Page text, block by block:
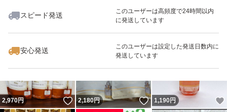
スピード発送
このユーザーは高頻度で24時間以内
に発送しています
安心発送
このユーザーは設定した発送日数内に
発送しています
いいね！
4,000
2,970円 いいね！
2,180円 いいね！
1,190円